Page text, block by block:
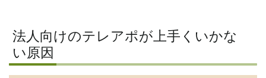
法人向けのテレアポが上手くいかな
い原因